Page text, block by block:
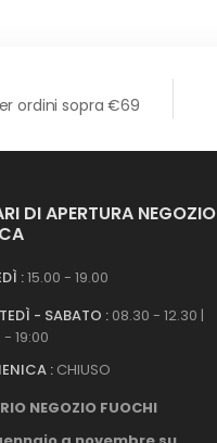
ordini sopra €69
DI APERTURA NEGOZIO
:15.00 - 19.00
- SABATO : 08.30 - 12.30 |
- 19:00
: CHIUSO
NEGOZIO FUOCHI